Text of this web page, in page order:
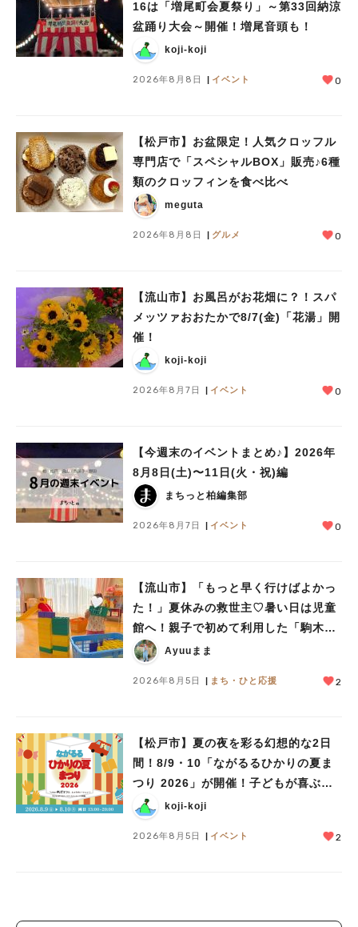
16は「増尾町会夏祭り」～第33回納涼
盆踊り大会～開催！増尾音頭も！
koji-koji
2026年8月8日 イベント 0
【松戸市】お盆限定！人気クロッフル
専門店で「スペシャルBOX」販売♪6種
類のクロッフィンを食べ比べ
meguta
2026年8月8日 グルメ 0
【流山市】お風呂がお花畑に？！スパ
メッツァおおたかで8/7(金)「花湯」開
催！
koji-koji
2026年8月7日 イベント 0
【今週末のイベントまとめ♪】2026年
8月8日(土)〜11日(火・祝)編
まちっと柏編集部
2026年8月7日 イベント 0
【流山市】「もっと早く行けばよかっ
た！」夏休みの救世主♡暑い日は児童
館へ！親子で初めて利用した「駒木台
児童館」レポート
Ayuuまま
2026年8月5日 まち・ひと応援 2
【松戸市】夏の夜を彩る幻想的な2日
間！8/9・10「ながるるひかりの夏ま
つり 2026」が開催！子どもが喜ぶワ
ークショップや限定ヒーローショーも
koji-koji
2026年8月5日 イベント 2
人気のキーワード
#ラーメン#ショッピング #カフェ #スイーツ #パン
#イベント#公園#教えたい／教えて投稿記事
#教えたい/こんなの見つけた